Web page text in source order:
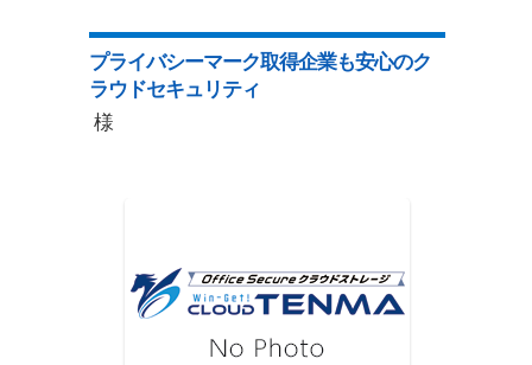
プライバシーマーク取得企業も安心のク
ラウドセキュリティ
様